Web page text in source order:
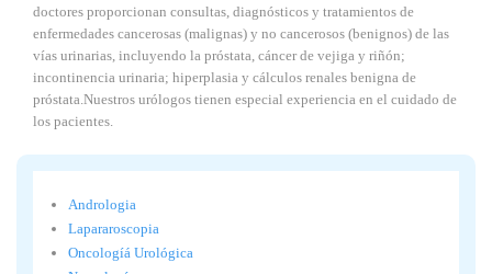
doctores proporcionan consultas, diagnósticos y tratamientos de
enfermedades cancerosas (malignas) y no cancerosos (benignos) de las
vías urinarias, incluyendo la próstata, cáncer de vejiga y riñón;
incontinencia urinaria; hiperplasia y cálculos renales benigna de
próstata.Nuestros urólogos tienen especial experiencia en el cuidado de
los pacientes.
Andrologia
Lapararoscopia
Oncologíá Urológica